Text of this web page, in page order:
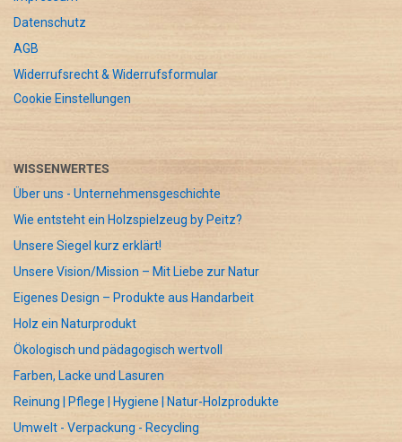
Datenschutz
AGB
Widerrufsrecht & Widerrufsformular
Cookie Einstellungen
WISSENWERTES
Über uns - Unternehmensgeschichte
Wie entsteht ein Holzspielzeug by Peitz?
Unsere Siegel kurz erklärt!
Unsere Vision/Mission – Mit Liebe zur Natur
Eigenes Design – Produkte aus Handarbeit
Holz ein Naturprodukt
Ökologisch und pädagogisch wertvoll
Farben, Lacke und Lasuren
Reinung | Pflege | Hygiene | Natur-Holzprodukte
Umwelt - Verpackung - Recycling